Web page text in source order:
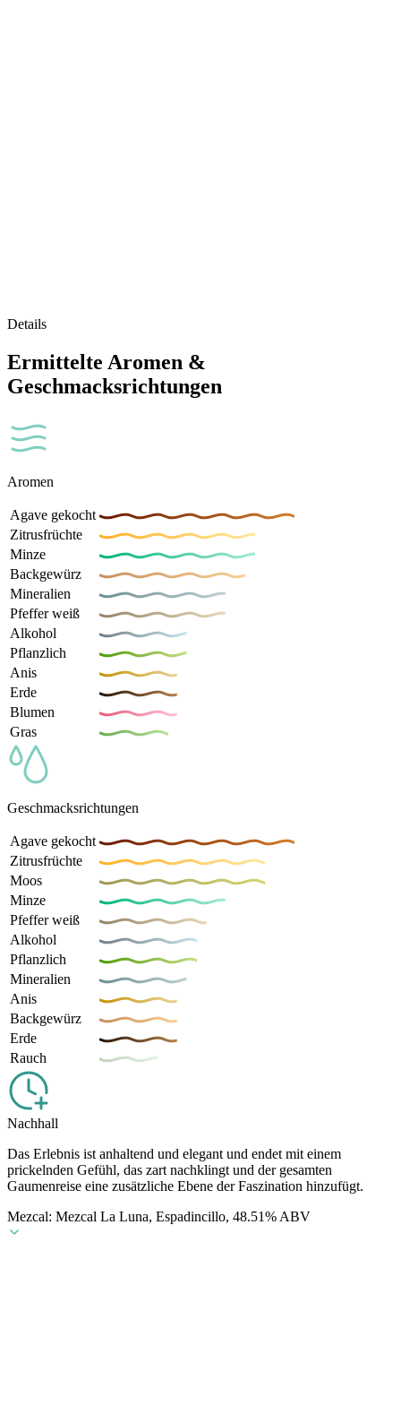
Details
Ermittelte Aromen &
Geschmacksrichtungen
Aromen
Agave gekocht
Zitrusfrüchte
Minze
Backgewürz
Mineralien
Pfeffer weiß
Alkohol
Pflanzlich
Anis
Erde
Blumen
Gras
Geschmacksrichtungen
Agave gekocht
Zitrusfrüchte
Moos
Minze
Pfeffer weiß
Alkohol
Pflanzlich
Mineralien
Anis
Backgewürz
Erde
Rauch
Nachhall
Das Erlebnis ist anhaltend und elegant und endet mit einem
prickelnden Gefühl, das zart nachklingt und der gesamten
Gaumenreise eine zusätzliche Ebene der Faszination hinzufügt.
Mezcal: Mezcal La Luna, Espadincillo, 48.51% ABV